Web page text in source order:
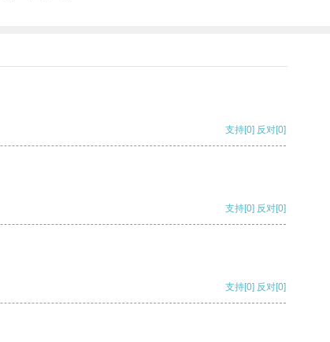
支持[0] 反对[0]
支持[0] 反对[0]
支持[0] 反对[0]